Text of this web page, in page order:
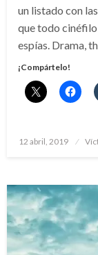
un listado con
que todo
espías. Drama,
¡Compártelo!
Publicado
12 abril, 2019